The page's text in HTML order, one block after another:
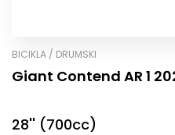
BICIKLA / DRUMSKI
Giant Contend AR 1
28'' (700cc)